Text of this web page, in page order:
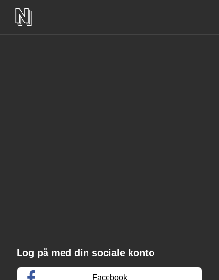
Log på med din sociale konto
Facebook